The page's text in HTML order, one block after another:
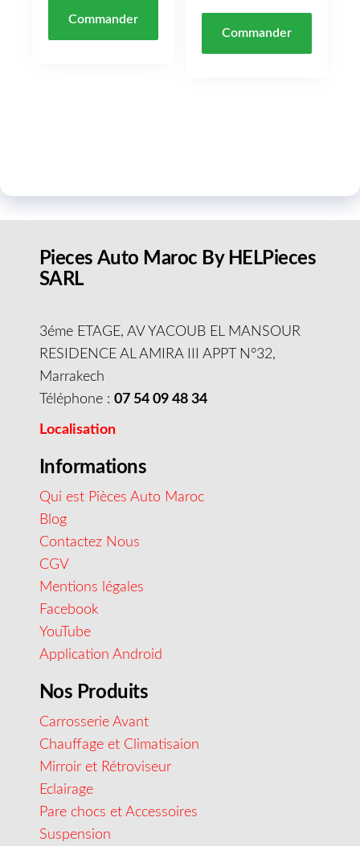
Commander
Commander
Pieces Auto Maroc By HELPieces
SARL
3éme ETAGE, AV YACOUB EL MANSOUR
RESIDENCE AL AMIRA III APPT N°32,
Marrakech
Téléphone : 07 54 09 48 34
Localisation
Informations
Qui est Pièces Auto Maroc
Blog
Contactez Nous
CGV
Mentions légales
Facebook
YouTube
Application Android
Nos Produits
Carrosserie Avant
Chauffage et Climatisaion
Mirroir et Rétroviseur
Eclairage
Pare chocs et Accessoires
Suspension